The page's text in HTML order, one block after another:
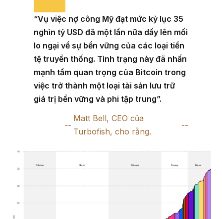
“Vụ việc nợ công Mỹ đạt mức kỷ lục 35
nghìn tỷ USD đã một lần nữa dấy lên mối
lo ngại về sự bền vững của các loại tiền
tệ truyền thống. Tình trạng này đã nhấn
mạnh tầm quan trọng của Bitcoin trong
việc trở thành một loại tài sản lưu trữ
giá trị bền vững và phi tập trung”.
Matt Bell, CEO của
Turbofish, cho rằng.